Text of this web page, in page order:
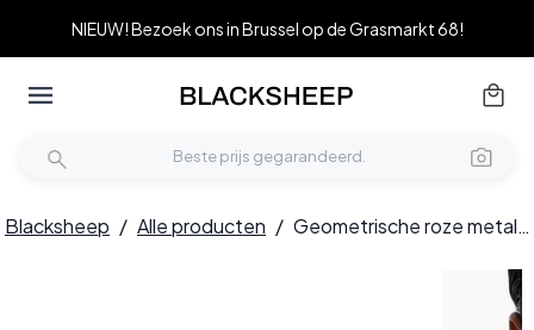
NIEUW! Bezoek ons in Brussel op de Grasmarkt 68!
Blacksheep / Alle producten / Geometrische roze metalen bril #BS0406-0199